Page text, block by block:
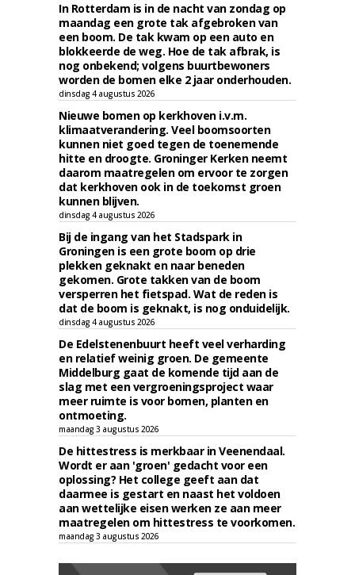
In Rotterdam is in de nacht van zondag op
maandag een grote tak afgebroken van
een boom. De tak kwam op een auto en
blokkeerde de weg. Hoe de tak afbrak, is
nog onbekend; volgens buurtbewoners
worden de bomen elke 2 jaar onderhouden.
dinsdag 4 augustus 2026
Nieuwe bomen op kerkhoven i.v.m.
klimaatverandering. Veel boomsoorten
kunnen niet goed tegen de toenemende
hitte en droogte. Groninger Kerken neemt
daarom maatregelen om ervoor te zorgen
dat kerkhoven ook in de toekomst groen
kunnen blijven.
dinsdag 4 augustus 2026
Bij de ingang van het Stadspark in
Groningen is een grote boom op drie
plekken geknakt en naar beneden
gekomen. Grote takken van de boom
versperren het fietspad. Wat de reden is
dat de boom is geknakt, is nog onduidelijk.
dinsdag 4 augustus 2026
De Edelstenenbuurt heeft veel verharding
en relatief weinig groen. De gemeente
Middelburg gaat de komende tijd aan de
slag met een vergroeningsproject waar
meer ruimte is voor bomen, planten en
ontmoeting.
maandag 3 augustus 2026
De hittestress is merkbaar in Veenendaal.
Wordt er aan 'groen' gedacht voor een
oplossing? Het college geeft aan dat
daarmee is gestart en naast het voldoen
aan wettelijke eisen werken ze aan meer
maatregelen om hittestress te voorkomen.
maandag 3 augustus 2026